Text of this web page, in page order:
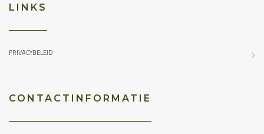
LINKS
PRIVACYBELEID
CONTACTINFORMATIE